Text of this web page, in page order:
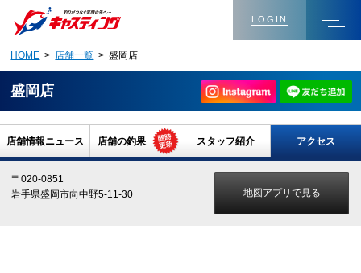
LOGIN
HOME > 店舗一覧 > 盛岡店
盛岡店
店舗情報ニュース 店舗の釣果 スタッフ紹介 アクセス
〒020-0851
岩手県盛岡市向中野5-11-30
地図アプリで見る